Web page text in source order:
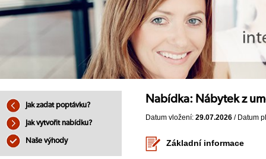
Jak zadat poptávku?
Jak vytvořit nabídku?
Naše výhody
Nabídka: Nábytek z
Datum vložení: 29.07.2026 / Datum
Základní informace